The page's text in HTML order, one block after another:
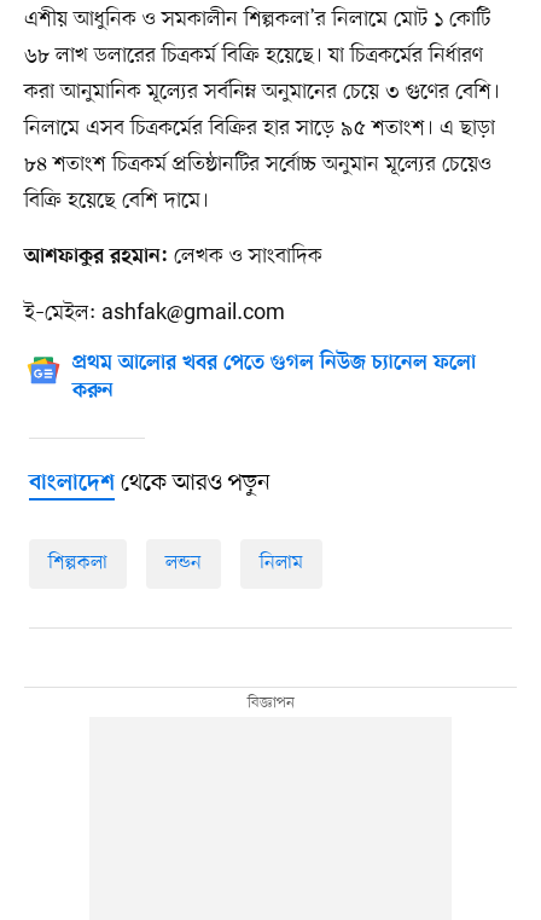
এশীয় আধুনিক ও সমকালীন শিল্পকলা’র নিলামে মোট ১ কোটি
৬৮ লাখ ডলারের চিত্রকর্ম বিক্রি হয়েছে। যা চিত্রকর্মের নির্ধারণ
করা আনুমানিক মূল্যের সর্বনিম্ন অনুমানের চেয়ে ৩ গুণের বেশি।
নিলামে এসব চিত্রকর্মের বিক্রির হার সাড়ে ৯৫ শতাংশ। এ ছাড়া
৮৪ শতাংশ চিত্রকর্ম প্রতিষ্ঠানটির সর্বোচ্চ অনুমান মূল্যের চেয়েও
বিক্রি হয়েছে বেশি দামে।
আশফাকুর রহমান: লেখক ও সাংবাদিক
ই–মেইল: ashfak@gmail.com
প্রথম আলোর খবর পেতে গুগল নিউজ চ্যানেল ফলো
করুন
বাংলাদেশথেকে আরও পড়ুন
শিল্পকলা লন্ডন নিলাম